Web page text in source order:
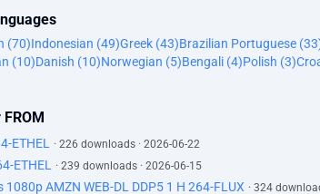
musun?
olacak.
(70)Indonesian (49)Greek (43)Brazilian Portuguese
(10)Danish (10)Norwegian (5)Bengali (4)Polish (3)
ETHEL · 226 downloads · 2026-06-22
ETHEL · 239 downloads · 2026-06-15
AMZN WEB-DL DDP5 1 H 264-FLUX · 324